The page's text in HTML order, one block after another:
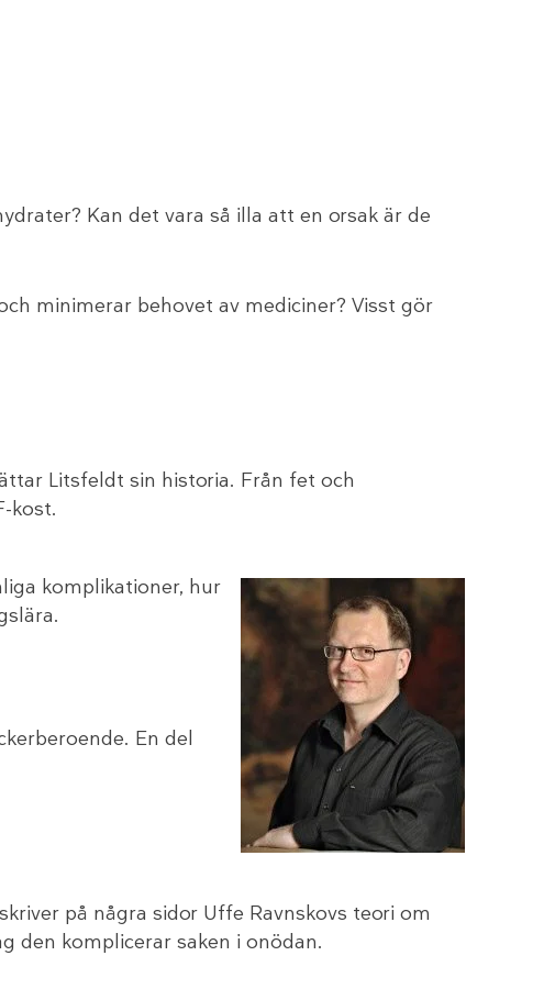
Kan det vara så illa att en orsak är de
minimerar behovet av mediciner? Visst gör
Litsfeldt sin historia. Från fet och
kost.
komplikationer, hur
En del
på några sidor Uffe Ravnskovs teori om
den komplicerar saken i onödan.